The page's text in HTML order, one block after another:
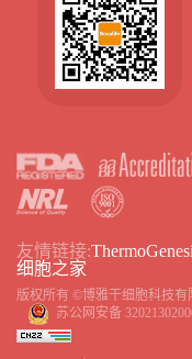
友情链接:
细胞之家
版权所有 ©博雅干细胞科技有
苏公网安备